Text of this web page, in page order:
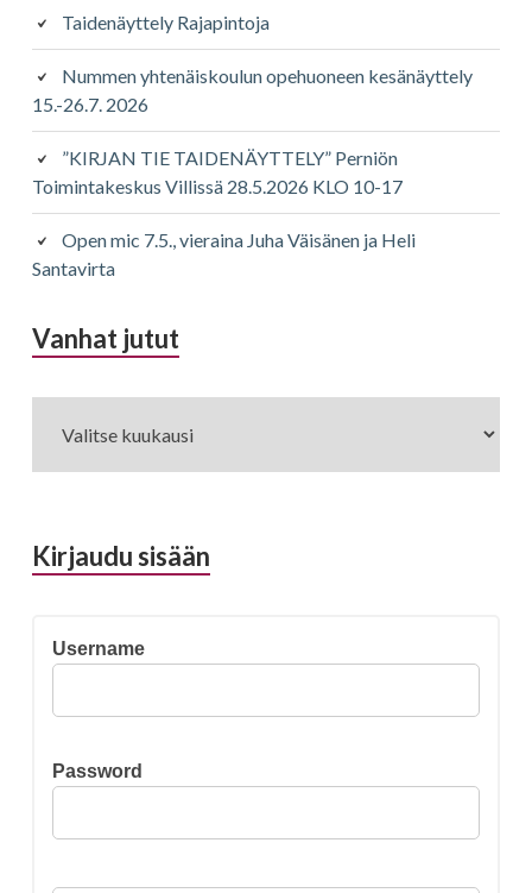
Taidenäyttely Rajapintoja
Nummen yhtenäiskoulun opehuoneen kesänäyttely
15.-26.7. 2026
”KIRJAN TIE TAIDENÄYTTELY” Perniön
Toimintakeskus Villissä 28.5.2026 KLO 10-17
Open mic 7.5., vieraina Juha Väisänen ja Heli
Santavirta
Vanhat jututVanhat
jutut
Kirjaudu sisään
Username
Password